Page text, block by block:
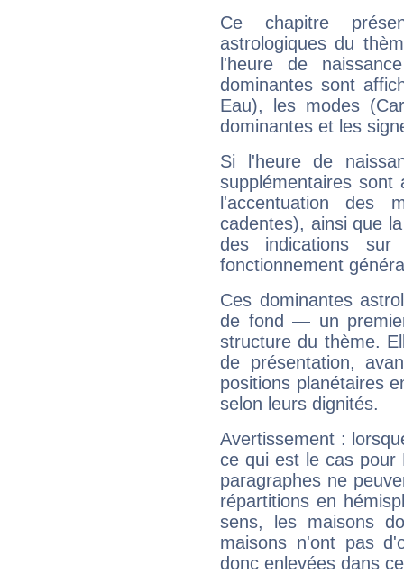
Ce chapitre
astrologiques du
l'heure de
dominantes sont
Eau), les modes
dominantes et les
Si l'heure de
supplémentaires sont
l'accentuation des
cadentes), ainsi que
des indications sur
fonctionnement
Ces dominantes
de fond — un
structure du thème.
de présentation,
positions planétaires
selon leurs dignités.
Avertissement :
ce qui est le cas pour
paragraphes ne
répartitions en
sens, les maisons
maisons n'ont pas
donc enlevées dans